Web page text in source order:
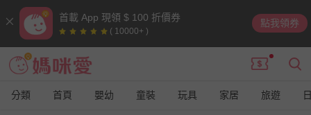
首載 App 現領 $ 100 折價券
( 10000+ )
點我領券
分類 首頁 嬰幼 童裝 玩具 家居 旅遊